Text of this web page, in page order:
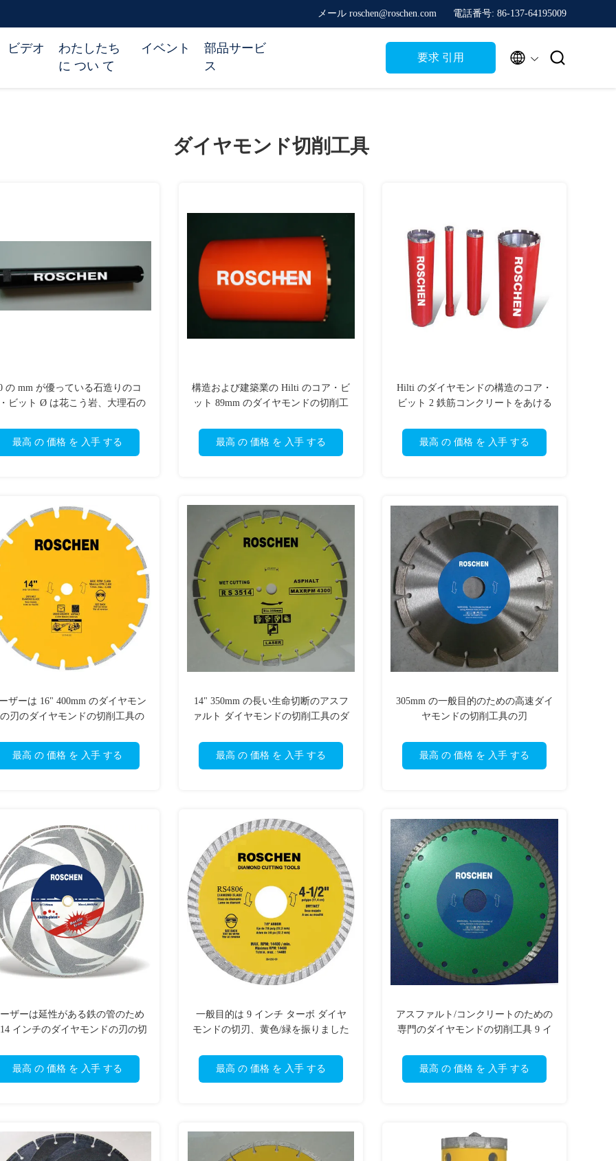
メール roschen@roschen.com 電話番号: 86-137-64195009
ビデオ
わたしたち
に つい て
イベント
部品サービ
ス
要求 引用  
ダイヤモンド切削工具
の mm が優っている石造りのコ
ビット Ø は花こう岩、大理石の
最高 の 価格 を 入手 する
構造および建築業の Hilti のコア・ビ
ット 89mm のダイヤモンドの切削工
最高 の 価格 を 入手 する
Hilti のダイヤモンドの構造のコア・
ビット 2 鉄筋コンクリートをあける
最高 の 価格 を 入手 する
ザーは 16" 400mm のダイヤモン
刃のダイヤモンドの切削工具の
最高 の 価格 を 入手 する
14" 350mm の長い生命切断のアスフ
ァルト ダイヤモンドの切削工具のダ
最高 の 価格 を 入手 する
305mm の一般目的のための高速ダイ
ヤモンドの切削工具の刃
最高 の 価格 を 入手 する
ザーは延性がある鉄の管のため
インチのダイヤモンドの刃の切
最高 の 価格 を 入手 する
一般目的は 9 インチ ターボ ダイヤ
モンドの切刃、黄色/緑を振りました
最高 の 価格 を 入手 する
アスファルト/コンクリートのための
専門のダイヤモンドの切削工具 9 イ
最高 の 価格 を 入手 する